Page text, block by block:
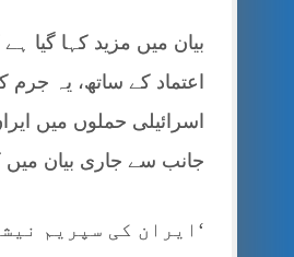
بیان میں مزید کہا گیا
اعتماد کے ساتھ، یہ
اسرائیلی حملوں میں
جانب سے جاری بیان میں
‘ایران کی سپریم